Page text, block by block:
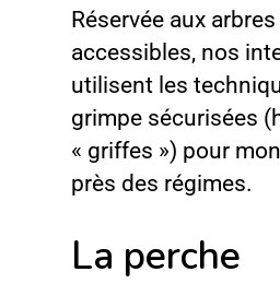
Réservée aux
accessibles, nos
utilisent les
grimpe sécurisées
« griffes ») pour
près des régimes.
La perche